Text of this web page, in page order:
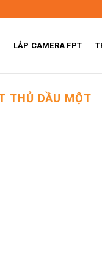
LẮP CAMERA FPT
THỦ DẦU MỘT